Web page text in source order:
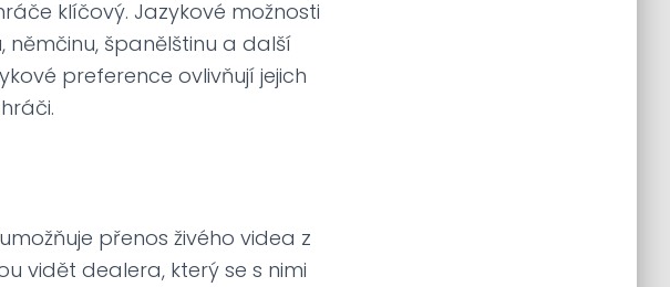
klíčový. Jazykové možnosti
španělštinu a další
preference ovlivňují jejich
přenos živého videa z
vidět dealera, který se s nimi